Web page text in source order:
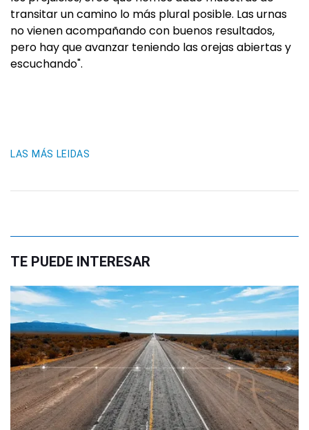
transitar un camino lo más plural posible. Las urnas
no vienen acompañando con buenos resultados,
pero hay que avanzar teniendo las orejas abiertas y
escuchando".
LAS MÁS LEIDAS
TE PUEDE INTERESAR